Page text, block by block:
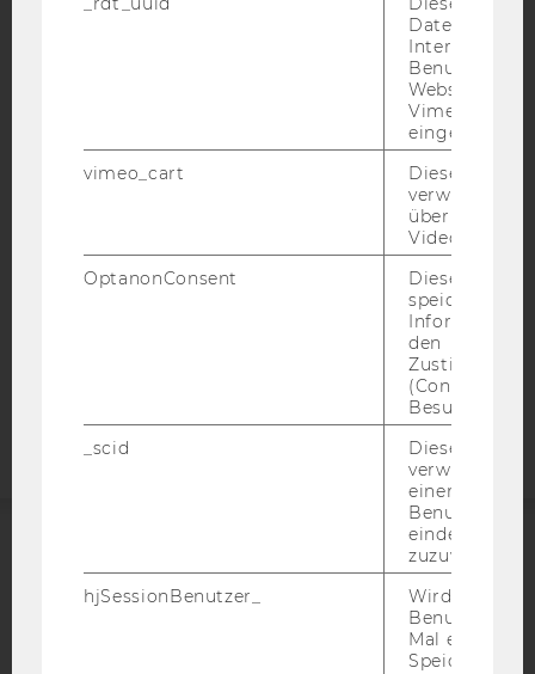
BARRIEREFREIHEITSERKLÄRUNG WEBSEITE
DATENSCHUTZERKLÄRUNG
DATENSCHUTZERKLÄRUNG SOCIAL MEDIA
DATENSCHUTZERKLÄRUNG
STUDIENBEWERBER*INNEN UND STUDIERENDE
Barrierefreiheitserklärung
Daten über
Interaktionen
Websites, auf
Vimeo-Video
eingebettet
vimeo_cart
Dieses
verwendet,
überprüfen,
Video
OptanonConsent
Dieses Cookie
speichert
den
(Consent)
Besuchers.
_scid
Dieses
verwendet,
einem/einer
Benutzer*in
eindeutige ID
zuzuweisen
hjSessionBenutzer_
Wird gesetzt,
Benutzer
Mal eine
Speichert die